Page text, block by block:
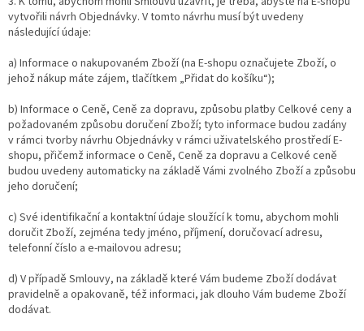
vytvořili návrh Objednávky. V tomto návrhu musí být uvedeny
následující údaje:
a) Informace o nakupovaném Zboží (na E-shopu označujete Zboží, o
jehož nákup máte zájem, tlačítkem „Přidat do košíku“);
b) Informace o Ceně, Ceně za dopravu, způsobu platby Celkové ceny a
požadovaném způsobu doručení Zboží; tyto informace budou zadány
v rámci tvorby návrhu Objednávky v rámci uživatelského prostředí E-
shopu, přičemž informace o Ceně, Ceně za dopravu a Celkové ceně
budou uvedeny automaticky na základě Vámi zvolného Zboží a způsobu
jeho doručení;
c) Své identifikační a kontaktní údaje sloužící k tomu, abychom mohli
doručit Zboží, zejména tedy jméno, příjmení, doručovací adresu,
telefonní číslo a e-mailovou adresu;
d) V případě Smlouvy, na základě které Vám budeme Zboží dodávat
pravidelně a opakovaně, též informaci, jak dlouho Vám budeme Zboží
dodávat.